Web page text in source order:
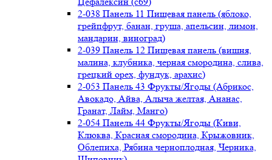
2-038 Панель 11 Пищевая панель (яблоко,
грейпфрут, банан, груша, апельсин, лимон,
мандарин, виноград)
2-039 Панель 12 Пищевая панель (вишня,
малина, клубника, черная смородина, слива,
грецкий орех, фундук, арахис)
2-053 Панель 43 Фрукты/Ягоды (Абрикос,
Авокадо, Айва, Алыча желтая, Ананас,
Гранат, Лайм, Манго)
2-054 Панель 44 Фрукты/Ягоды (Киви,
Клюква, Красная смородина, Крыжовник,
Облепиха, Рябина черноплодная, Черника,